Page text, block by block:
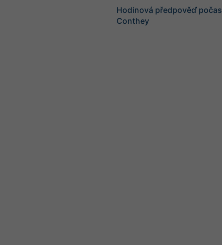
Hodinová předpověď
Conthey